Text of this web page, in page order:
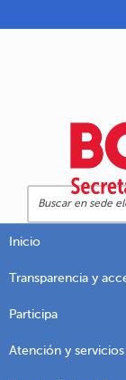
Inicio
Transparencia y
Participa
Atención y servicios